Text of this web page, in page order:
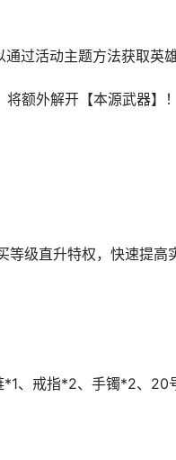
过活动主题方法获取英雄
将额外解开【本源武器
级直升特权，快速提高
、戒指*2、手镯*2、20